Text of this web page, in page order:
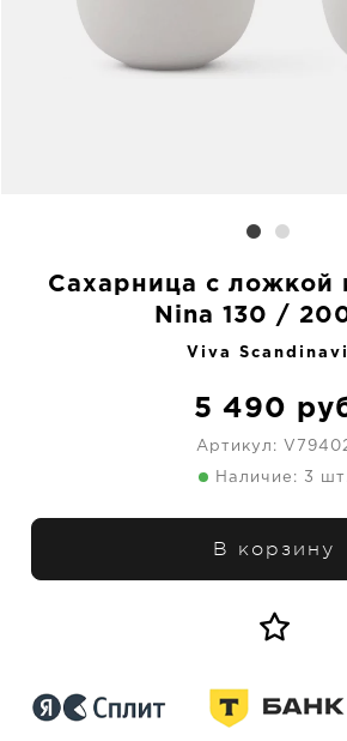
Сахарница с ложкой
Nina 130 /
Viva
5 490
Артикул:
Наличие: 3 шт.
В корзину